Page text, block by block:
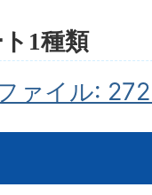
1種類
ァイル: